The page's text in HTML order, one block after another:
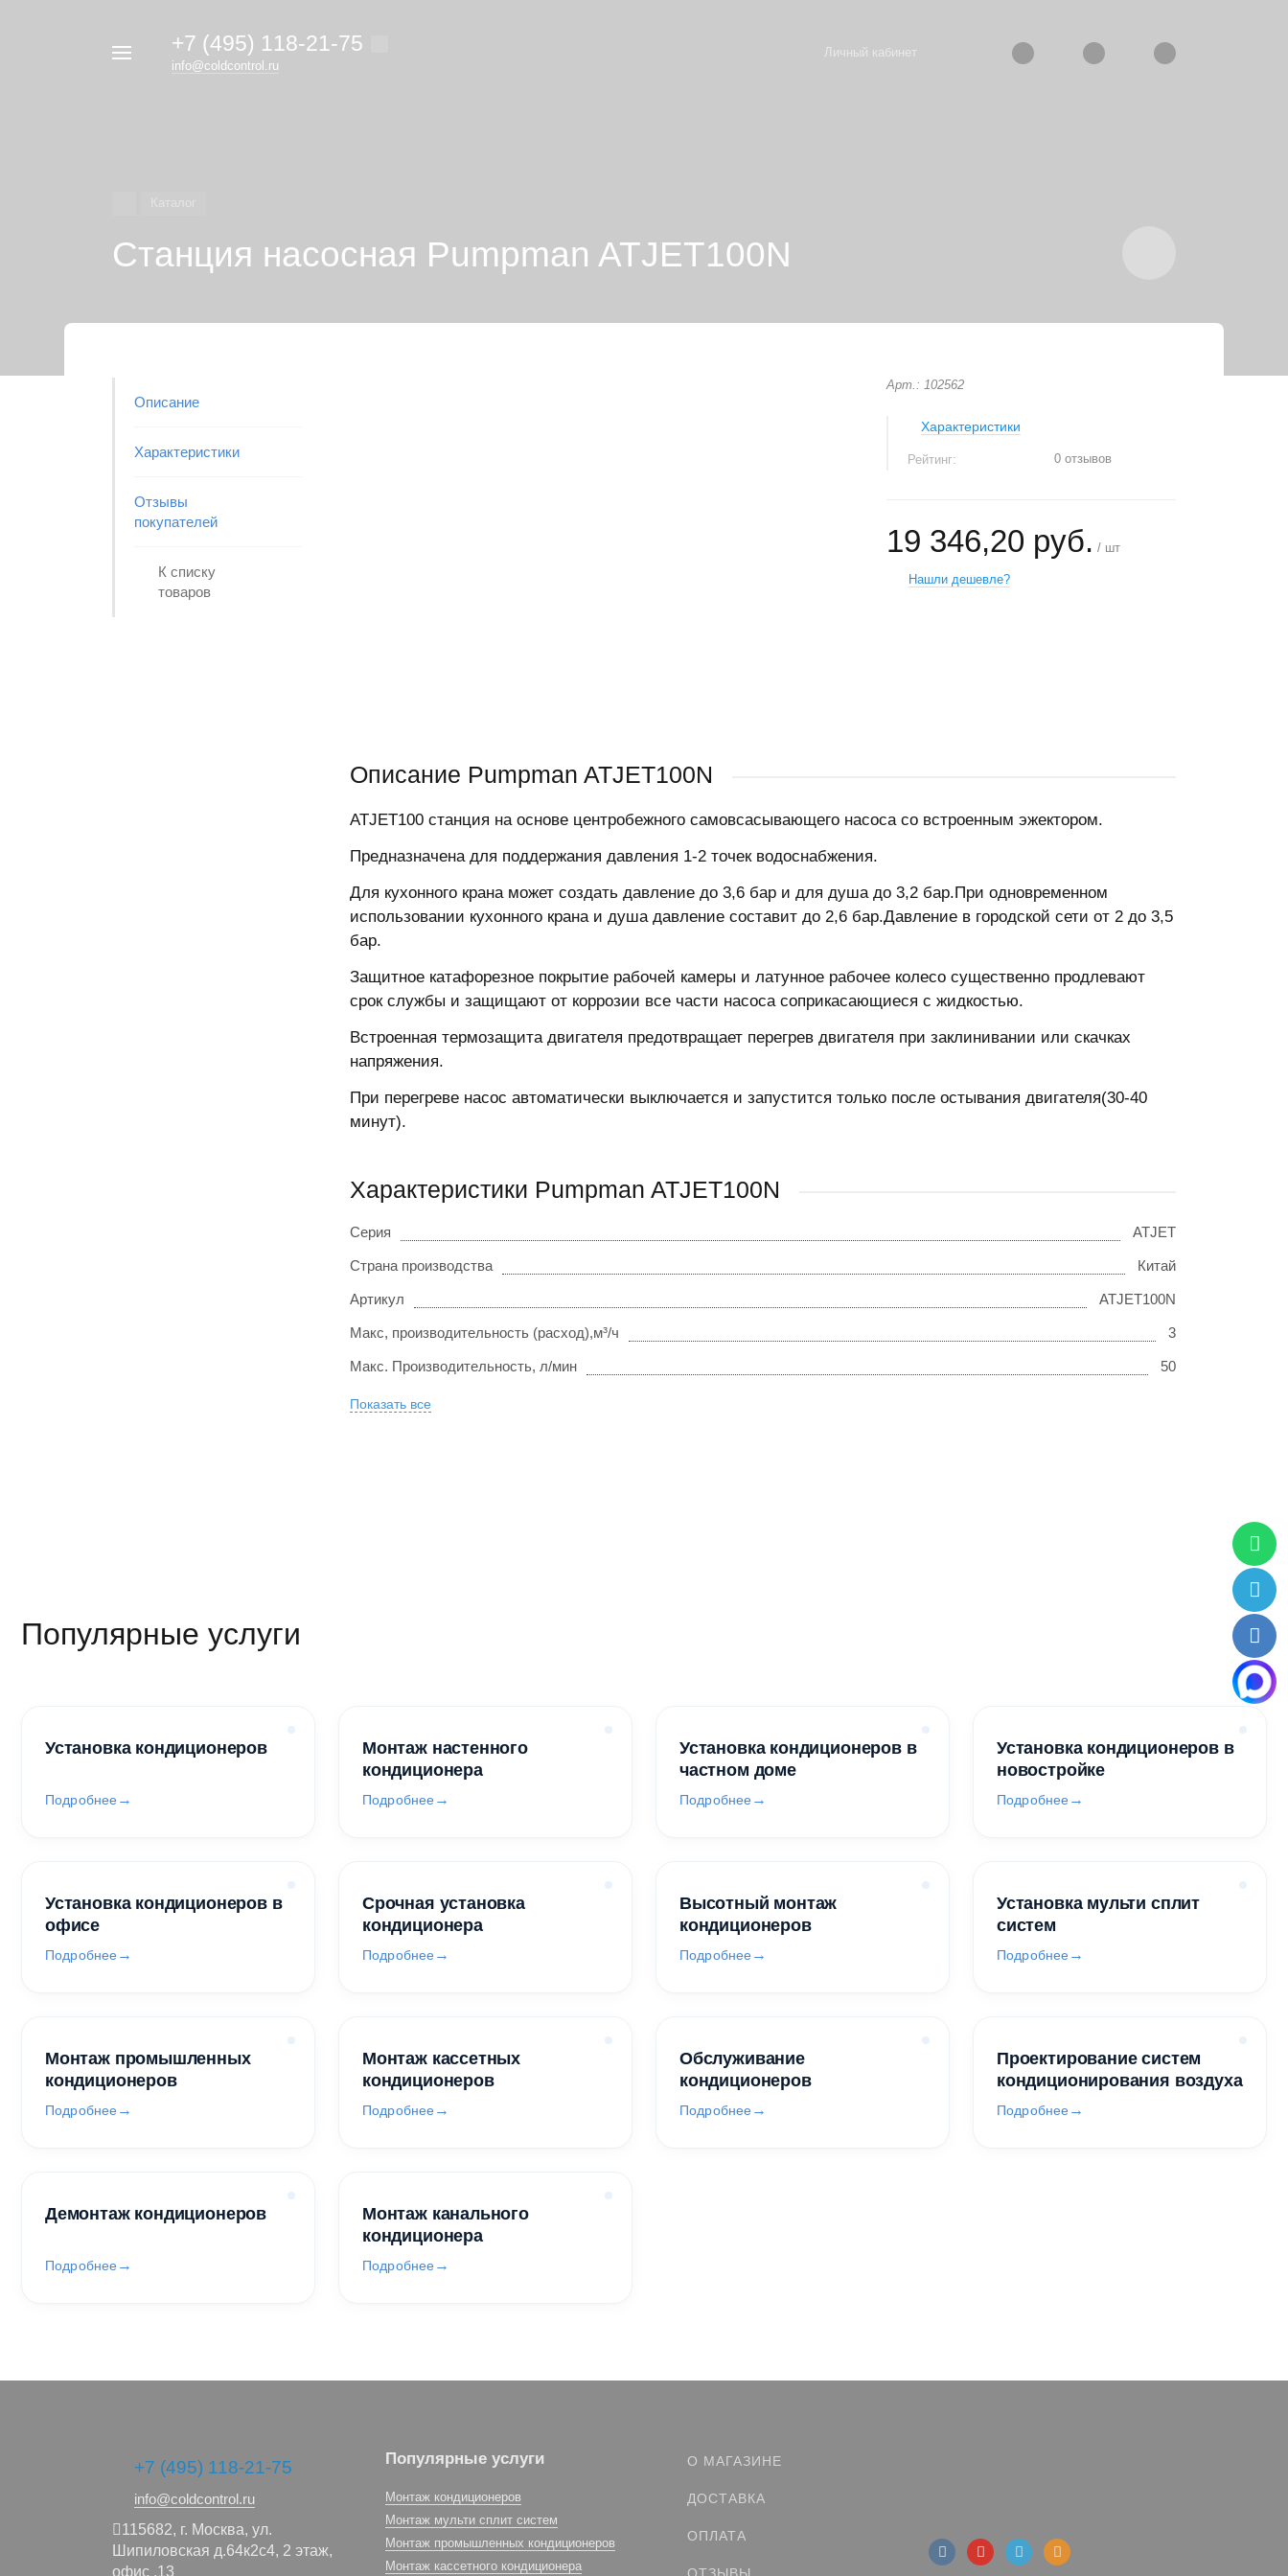
+7 (495) 118-21-75
info@coldcontrol.ru
Личный кабинет
Станция насосная Pumpman ATJET100N
Описание
Характеристики
Отзывы
покупателей
К списку
товаров
Арт.: 102562
Характеристики
Рейтинг: 0 отзывов
19 346,20 руб. / шт
Нашли дешевле?
Описание Pumpman ATJET100N
ATJET100 станция на основе центробежного самовсасывающего насоса со встроенным эжектором.
Предназначена для поддержания давления 1-2 точек водоснабжения.
Для кухонного крана может создать давление до 3,6 бар и для душа до 3,2 бар.При одновременном
использовании кухонного крана и душа давление составит до 2,6 бар.Давление в городской сети от 2 до 3,5
бар.
Защитное катафорезное покрытие рабочей камеры и латунное рабочее колесо существенно продлевают
срок службы и защищают от коррозии все части насоса соприкасающиеся с жидкостью.
Встроенная термозащита двигателя предотвращает перегрев двигателя при заклинивании или скачках
напряжения.
При перегреве насос автоматически выключается и запустится только после остывания двигателя(30-40
минут).
Характеристики Pumpman ATJET100N
Серия ATJET
Страна производства Китай
Артикул ATJET100N
Макс, производительность (расход),м³/ч 3
Макс. Производительность, л/мин 50
Показать все
Популярные услуги
Установка кондиционеров
Подробнее
Монтаж настенного
кондиционера
Подробнее
Установка кондиционеров в
частном доме
Подробнее
Установка кондиционеров в
новостройке
Подробнее
Установка кондиционеров в
офисе
Подробнее
Срочная установка
кондиционера
Подробнее
Высотный монтаж
кондиционеров
Подробнее
Установка мульти сплит
систем
Подробнее
Монтаж промышленных
кондиционеров
Подробнее
Монтаж кассетных
кондиционеров
Подробнее
Обслуживание
кондиционеров
Подробнее
Проектирование систем
кондиционирования воздуха
Подробнее
Демонтаж кондиционеров
Подробнее
Монтаж канального
кондиционера
Подробнее
+7 (495) 118-21-75
info@coldcontrol.ru
115682, г. Москва, ул.
Шипиловская д.64к2с4, 2 этаж,
офис .13
Популярные услуги
Монтаж кондиционеров
Монтаж мульти сплит систем
Монтаж промышленных кондиционеров
Монтаж кассетного кондиционера
О МАГАЗИНЕ
ДОСТАВКА
ОПЛАТА